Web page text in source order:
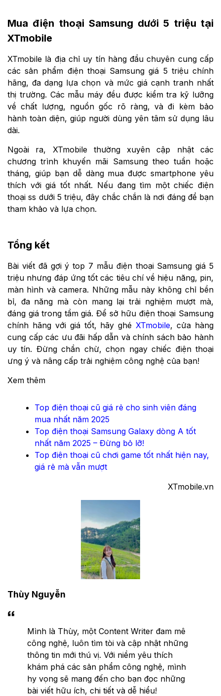
Mua điện thoại Samsung dưới 5 triệu tại
XTmobile
XTmobile là địa chỉ uy tín hàng đầu chuyên cung cấp
các sản phẩm điện thoại Samsung giá 5 triệu chính
hãng, đa dạng lựa chọn và mức giá cạnh tranh nhất
thị trường. Các mẫu máy đều được kiểm tra kỹ lưỡng
về chất lượng, nguồn gốc rõ ràng, và đi kèm bảo
hành toàn diện, giúp người dùng yên tâm sử dụng lâu
dài.
Ngoài ra, XTmobile thường xuyên cập nhật các
chương trình khuyến mãi Samsung theo tuần hoặc
tháng, giúp bạn dễ dàng mua được smartphone yêu
thích với giá tốt nhất. Nếu đang tìm một chiếc điện
thoại ss dưới 5 triệu, đây chắc chắn là nơi đáng để bạn
tham khảo và lựa chọn.
Tổng kết
Bài viết đã gợi ý top 7 mẫu điện thoại Samsung giá 5
triệu nhưng đáp ứng tốt các tiêu chí về hiệu năng, pin,
màn hình và camera. Những mẫu này không chỉ bền
bỉ, đa năng mà còn mang lại trải nghiệm mượt mà,
đáng giá trong tầm giá. Để sở hữu điện thoại Samsung
chính hãng với giá tốt, hãy ghéXTmobile, cửa hàng
cung cấp các ưu đãi hấp dẫn và chính sách bảo hành
uy tín. Đừng chần chừ, chọn ngay chiếc điện thoại
ưng ý và nâng cấp trải nghiệm công nghệ của bạn!
Xem thêm
Top điện thoại cũ giá rẻ cho sinh viên đáng
mua nhất năm 2025
Top điện thoại Samsung Galaxy dòng A tốt
nhất năm 2025 – Đừng bỏ lỡ!
Top điện thoại cũ chơi game tốt nhất hiện nay,
giá rẻ mà vẫn mượt
XTmobile.vn
Thùy Nguyễn
Mình là Thùy, một Content Writer đam mê
công nghệ, luôn tìm tòi và cập nhật những
thông tin mới thú vị. Với niềm yêu thích
khám phá các sản phẩm công nghệ, mình
hy vọng sẽ mang đến cho bạn đọc những
bài viết hữu ích, chi tiết và dễ hiểu!